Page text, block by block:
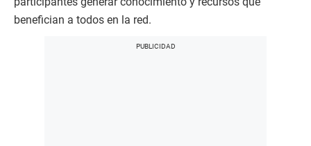
benefician a todos en la red.